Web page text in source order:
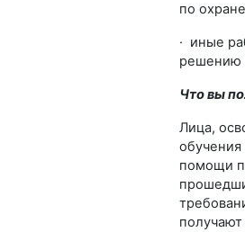
по
· иные
решению
Что вы
Лица,
обучения
помощи